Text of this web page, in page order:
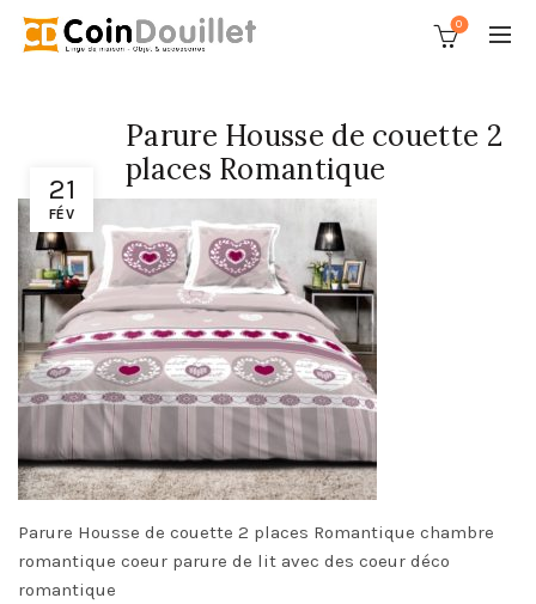
0
21
FÉV
Parure Housse de couette 2
places Romantique
Parure Housse de couette 2 places Romantique chambre
romantique coeur parure de lit avec des coeur déco
romantique